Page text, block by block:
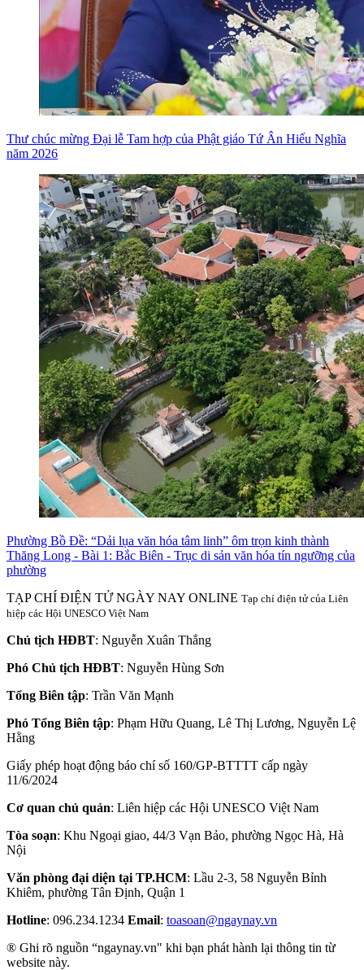
Thư chúc mừng Đại lễ Tam hợp của Phật giáo Tứ Ân Hiếu Nghĩa
năm 2026
Phường Bồ Đề: “Dải lụa văn hóa tâm linh” ôm trọn kinh thành
Thăng Long - Bài 1: Bắc Biên - Trục di sản văn hóa tín ngưỡng của
phường
TẠP CHÍ ĐIỆN TỬ NGÀY NAY ONLINE Tạp chí điện tử của Liên
hiệp các Hội UNESCO Việt Nam
Chủ tịch HĐBT: Nguyễn Xuân Thắng
Phó Chủ tịch HĐBT: Nguyễn Hùng Sơn
Tổng Biên tập: Trần Văn Mạnh
Phó Tổng Biên tập: Phạm Hữu Quang, Lê Thị Lương, Nguyễn Lệ
Hằng
Giấy phép hoạt động báo chí số 160/GP-BTTTT cấp ngày
11/6/2024
Cơ quan chủ quản: Liên hiệp các Hội UNESCO Việt Nam
Tòa soạn: Khu Ngoại giao, 44/3 Vạn Bảo, phường Ngọc Hà, Hà
Nội
Văn phòng đại diện tại TP.HCM: Lầu 2-3, 58 Nguyễn Bỉnh
Khiêm, phường Tân Định, Quận 1
Hotline: 096.234.1234 Email: toasoan@ngaynay.vn
® Ghi rõ nguồn “ngaynay.vn" khi bạn phát hành lại thông tin từ
website này.